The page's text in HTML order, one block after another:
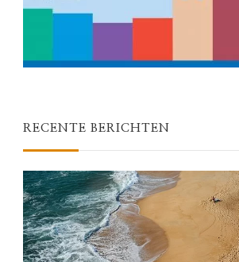
RECENTE BERICHTEN